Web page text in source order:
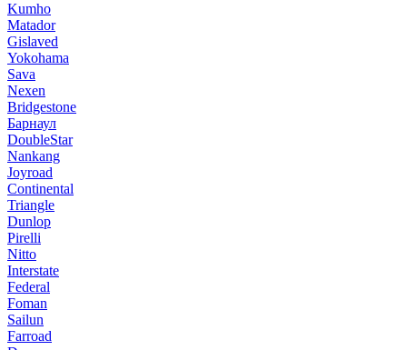
Kumho
Matador
Gislaved
Yokohama
Sava
Nexen
Bridgestone
Барнаул
DoubleStar
Nankang
Joyroad
Continental
Triangle
Dunlop
Pirelli
Nitto
Interstate
Federal
Foman
Sailun
Farroad